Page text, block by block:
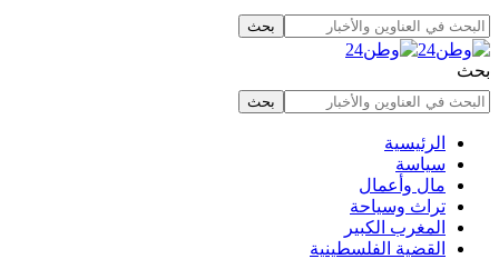
بحث
الرئيسية
سياسة
مال وأعمال
تراث وسياحة
المغرب الكبير
القضية الفلسطينية